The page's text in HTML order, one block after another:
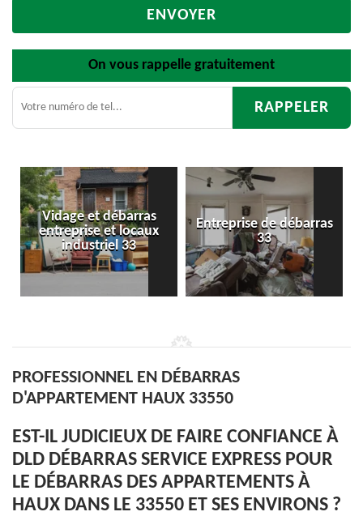
On vous rappelle gratuitement
locaux
33
Entreprise de débarras
33
Débarras
d'appartement
PROFESSIONNEL EN DÉBARRAS
D'APPARTEMENT HAUX 33550
EST-IL JUDICIEUX DE FAIRE CONFIANCE À
DLD DÉBARRAS SERVICE EXPRESS POUR
LE DÉBARRAS DES APPARTEMENTS À
HAUX DANS LE 33550 ET SES ENVIRONS ?